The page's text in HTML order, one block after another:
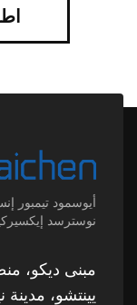
أيوسمود تيمبور
نوسترسد
مبنى ديكو،
يينتشو، مدينة